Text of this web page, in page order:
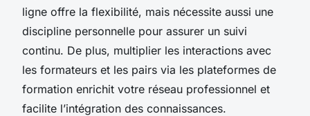
ligne offre la flexibilité, mais nécessite aussi une
discipline personnelle pour assurer un suivi
continu. De plus, multiplier les interactions avec
les formateurs et les pairs via les plateformes de
formation enrichit votre réseau professionnel et
facilite l’intégration des connaissances.